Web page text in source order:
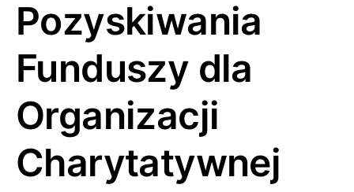
Pozyskiwania
Funduszy dla
Organizacji
Charytatywnej